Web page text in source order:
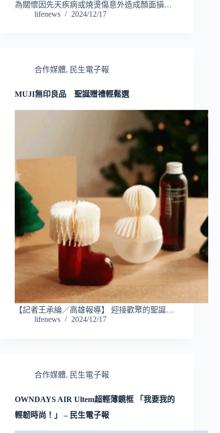
為關懷因先天疾病或燒燙傷意外造成顏面損…
lifenews
2024/12/17
合作媒體, 民生電子報
MUJI無印良品 聖誕贈禮輕鬆選
【記者王承綸／高雄報導】 迎接歡聚的聖誕…
lifenews
2024/12/17
合作媒體, 民生電子報
OWNDAYS AIR Ultem超輕薄鏡框 「我要我的
輕韌時尚！」 – 民生電子報